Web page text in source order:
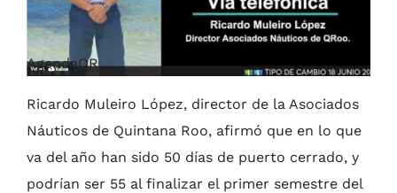
AgendaQR
Ricardo Muleiro López, director de la Asociados
Náuticos de Quintana Roo, afirmó que en lo que
va del año han sido 50 días de puerto cerrado, y
podrían ser 55 al finalizar el primer semestre del